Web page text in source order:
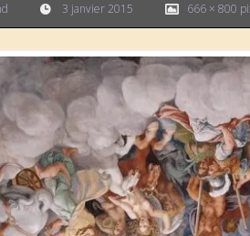
3 janvier 2015 666 × 800